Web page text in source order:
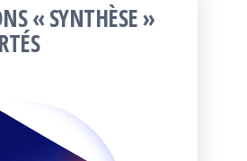
« SYNTHÈSE »